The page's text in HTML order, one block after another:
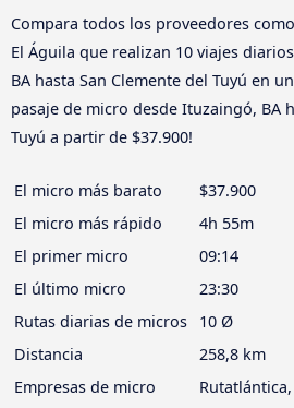
Compara todos los proveedores
El Águila que realizan 10 viajes
BA hasta San Clemente del Tuyú en
pasaje de micro desde Ituzaingó, BA
Tuyú a partir de $37.900!
El micro más barato
$37.900
El micro más rápido
4h 55m
El primer micro
09:14
El último micro
23:30
Rutas diarias de micros
10 Ø
Distancia
258,8 km
Empresas de micro